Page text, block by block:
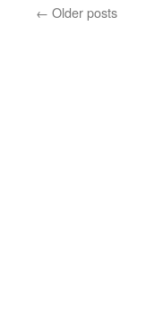
← Older posts